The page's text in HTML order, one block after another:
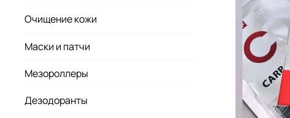
Очищение кожи
Маски и патчи
Мезороллеры
Дезодоранты